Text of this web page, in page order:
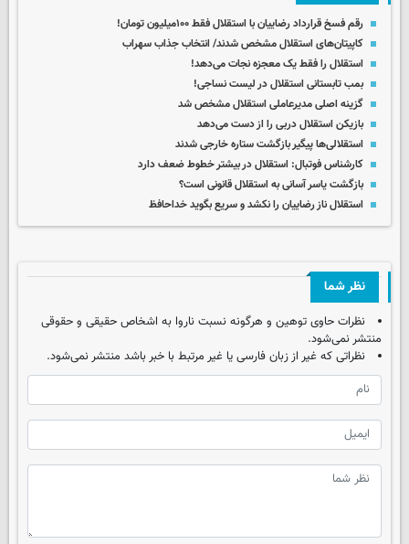
رقم فسخ قرارداد رضاییان با استقلال فقط ۱۰۰میلیون تومان!
کاپیتان‌های استقلال مشخص شدند/ انتخاب جذاب سهراب
استقلال را فقط یک معجزه نجات می‌دهد!
بمب تابستانی استقلال در لیست نساجی!
گزینه اصلی مدیرعاملی استقلال مشخص شد
بازیکن استقلال دربی را از دست می‌دهد
استقلالی‌ها پیگیر بازگشت ستاره خارجی شدند
کارشناس فوتبال: استقلال در بیشتر خطوط ضعف دارد
بازگشت یاسر آسانی به استقلال قانونی است؟
استقلال ناز رضاییان را نکشد و سریع بگوید خداحافظ
نظر شما
نظرات حاوی توهین و هرگونه نسبت ناروا به اشخاص حقیقی و حقوقی
منتشر نمی‌شود.
نظراتی که غیر از زبان فارسی یا غیر مرتبط با خبر باشد منتشر نمی‌شود.